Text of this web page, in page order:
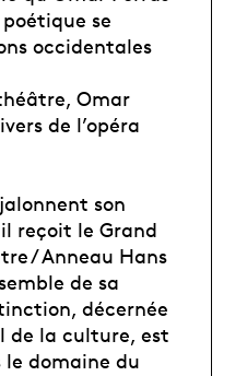
se
occidentales
Omar
de l’opéra
son
il reçoit le Grand
/ Anneau Hans
de sa
décernée
de la culture, est
domaine du